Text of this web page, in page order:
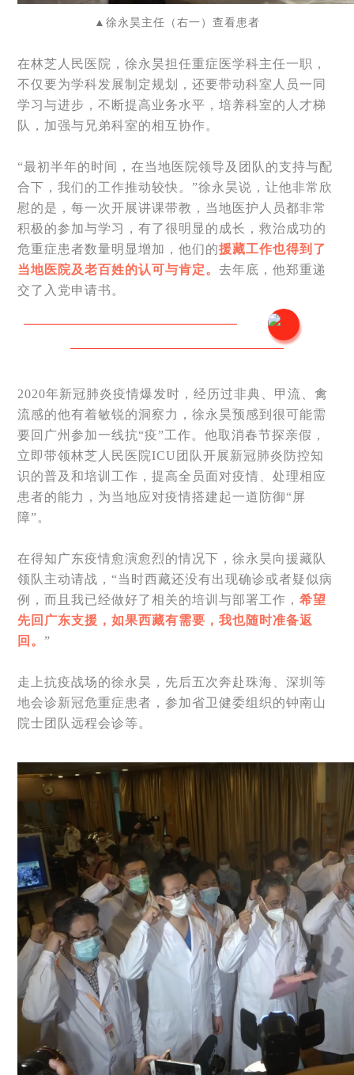
▲ 徐永昊主任（右一）查看患者
在林芝人民医院，徐永昊担任重症医学科主任一职，
不仅要为学科发展制定规划，还要带动科室人员一同
学习与进步，不断提高业务水平，培养科室的人才梯
队，加强与兄弟科室的相互协作。
“最初半年的时间，在当地医院领导及团队的支持与配
合下，我们的工作推动较快。”徐永昊说，让他非常欣
慰的是，每一次开展讲课带教，当地医护人员都非常
积极的参加与学习，有了很明显的成长，救治成功的
危重症患者数量明显增加，他们的援藏工作也得到了
当地医院及老百姓的认可与肯定。去年底，他郑重递
交了入党申请书。
2020年新冠肺炎疫情爆发时，经历过非典、甲流、禽
流感的他有着敏锐的洞察力，徐永昊预感到很可能需
要回广州参加一线抗“疫”工作。他取消春节探亲假，
立即带领林芝人民医院ICU团队开展新冠肺炎防控知
识的普及和培训工作，提高全员面对疫情、处理相应
患者的能力，为当地应对疫情搭建起一道防御“屏
障”。
在得知广东疫情愈演愈烈的情况下，徐永昊向援藏队
领队主动请战，“当时西藏还没有出现确诊或者疑似病
例，而且我已经做好了相关的培训与部署工作，希望
先回广东支援，如果西藏有需要，我也随时准备返
回。”
走上抗疫战场的徐永昊，先后五次奔赴珠海、深圳等
地会诊新冠危重症患者，参加省卫健委组织的钟南山
院士团队远程会诊等。